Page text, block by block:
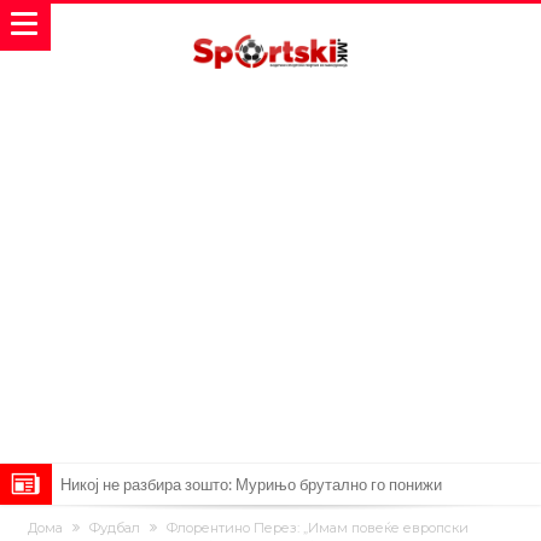
Манчестер Сити за 100 милиони евра ја носи сензацијата од СП
Дома Фудбал
Флорентино Перез: „Имам повеќе европски